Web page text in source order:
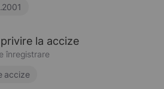
la accize
înregistrare
accize